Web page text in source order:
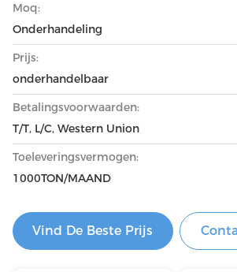
Moq:
Onderhandeling
Prijs:
onderhandelbaar
Betalingsvoorwaarden:
T/T, L/C, Western Union
Toeleveringsvermogen:
1000TON/MAAND
Vind De Beste Prijs